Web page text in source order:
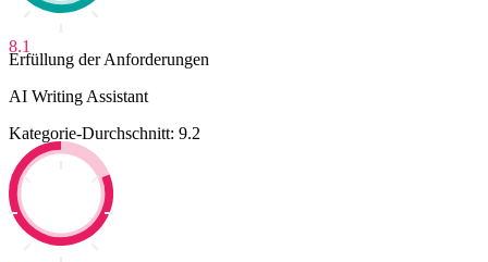
8.1
Erfüllung der Anforderungen
AI Writing Assistant
Kategorie-Durchschnitt: 9.2